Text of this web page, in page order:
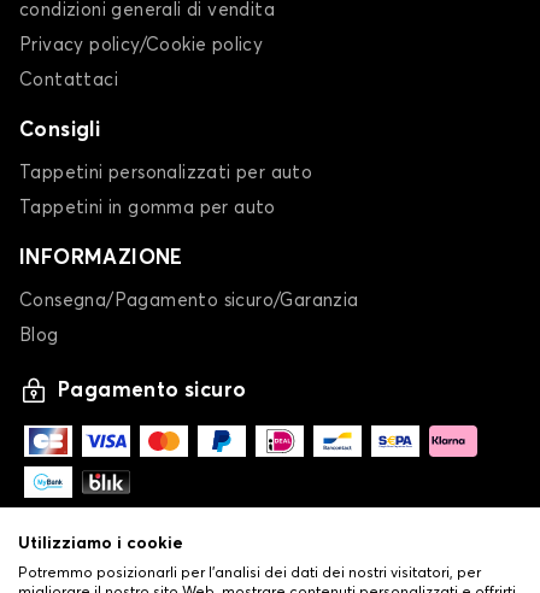
condizioni generali di vendita
Privacy policy/Cookie policy
Contattaci
Consigli
Tappetini personalizzati per auto
Tappetini in gomma per auto
INFORMAZIONE
Consegna/Pagamento sicuro/Garanzia
Blog
Pagamento sicuro
Utilizziamo i cookie
Potremmo posizionarli per l'analisi dei dati dei nostri visitatori, per